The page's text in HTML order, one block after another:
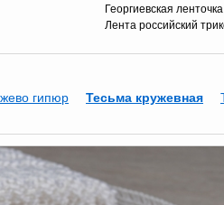
Георгиевская
Лента российский
гипюр Тесьма кружевная